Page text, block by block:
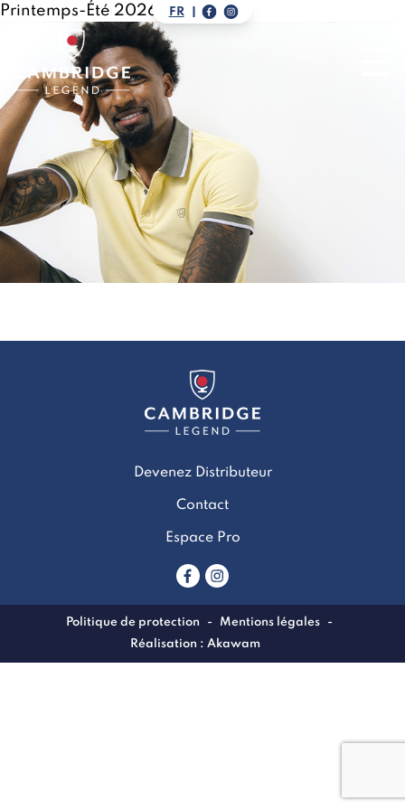
FR
Printemps-Été 2026
Devenez Distributeur
Contact
Espace Pro
Politique de protection
Mentions légales
Akawam